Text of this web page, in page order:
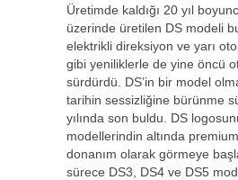
Üretimde kaldığı 20 yıl
üzerinde üretilen DS modeli
elektrikli direksiyon ve yarı
gibi yeniliklerle de yine öncü
sürdürdü. DS’in bir model
tarihin sessizliğine bürünme
yılında son buldu. DS
modellerindin altında
donanım olarak görmeye
sürece DS3, DS4 ve DS5